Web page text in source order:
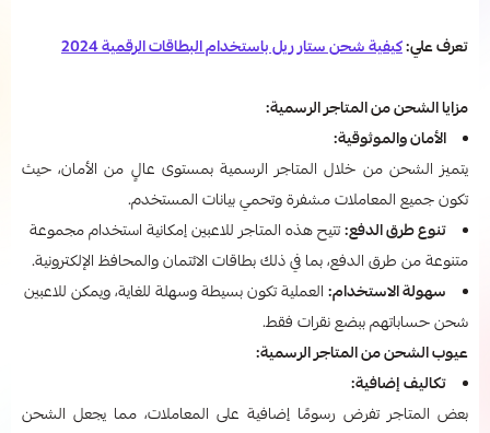
تعرف علي:كيفية شحن ستار ريل باستخدام البطاقات الرقمية 2024
مزايا الشحن من المتاجر الرسمية:
الأمان والموثوقية:
يتميز الشحن من خلال المتاجر الرسمية بمستوى عالٍ من الأمان، حيث
تكون جميع المعاملات مشفرة وتحمي بيانات المستخدم.
تنوع طرق الدفع:تتيح هذه المتاجر للاعبين إمكانية استخدام مجموعة
متنوعة من طرق الدفع، بما في ذلك بطاقات الائتمان والمحافظ الإلكترونية.
سهولة الاستخدام: العملية تكون بسيطة وسهلة للغاية، ويمكن للاعبين
شحن حساباتهم ببضع نقرات فقط.
عيوب الشحن من المتاجر الرسمية:
تكاليف إضافية:
بعض المتاجر تفرض رسومًا إضافية على المعاملات، مما يجعل الشحن